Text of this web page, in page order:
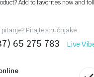
Add to favorites now and
pitanje? Pitajte stručnjake
65 275 783 Live